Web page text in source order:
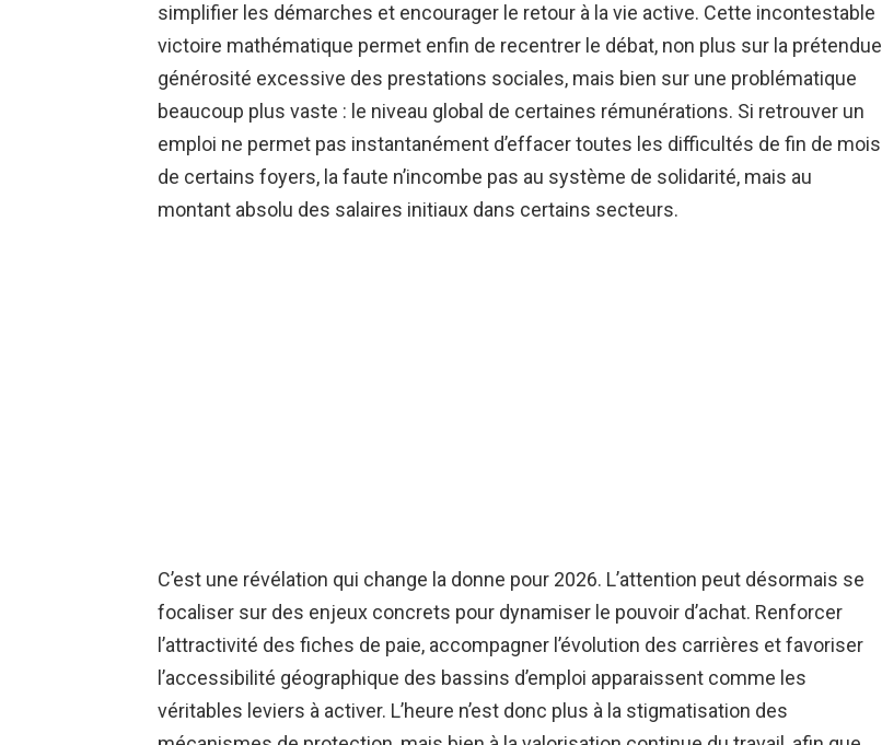
simplifier les démarches et encourager le retour à la vie active. Cette incontestable
victoire mathématique permet enfin de recentrer le débat, non plus sur la prétendue
générosité excessive des prestations sociales, mais bien sur une problématique
beaucoup plus vaste : le niveau global de certaines rémunérations. Si retrouver un
emploi ne permet pas instantanément d’effacer toutes les difficultés de fin de mois
de certains foyers, la faute n’incombe pas au système de solidarité, mais au
montant absolu des salaires initiaux dans certains secteurs.
C’est une révélation qui change la donne pour 2026. L’attention peut désormais se
focaliser sur des enjeux concrets pour dynamiser le pouvoir d’achat. Renforcer
l’attractivité des fiches de paie, accompagner l’évolution des carrières et favoriser
l’accessibilité géographique des bassins d’emploi apparaissent comme les
véritables leviers à activer. L’heure n’est donc plus à la stigmatisation des